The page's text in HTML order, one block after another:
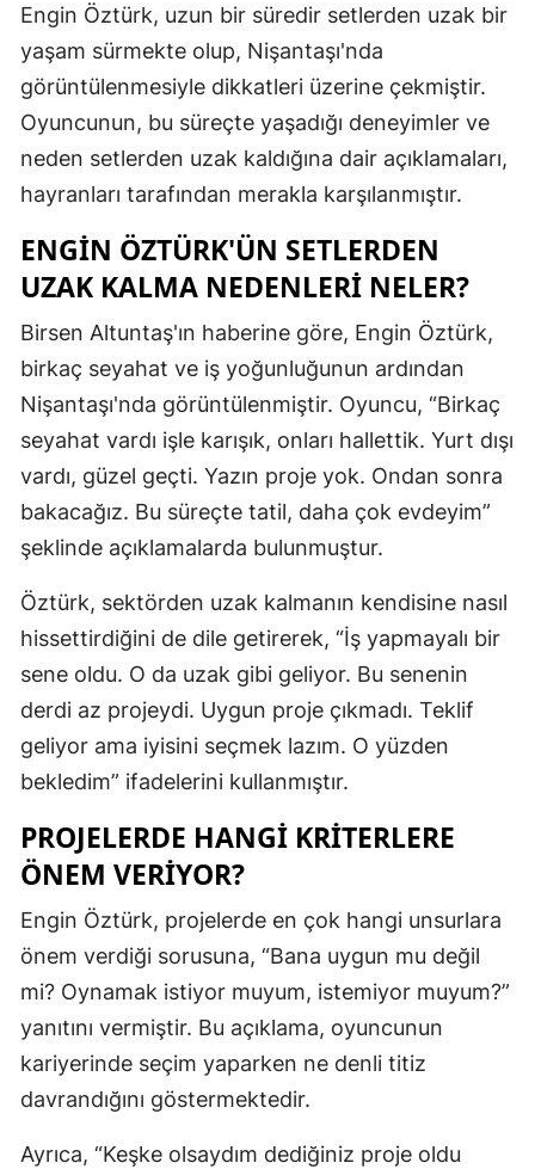
Diyarbakır
Edirne
Elazığ
Erzincan
Eskişehir
Gaziantep
Giresun
Gümüşhane
Hakkari
Hatay
Mersin
İstanbul
İzmir
Kırklareli
Kırşehir
Kocaeli
Malatya
Engin Öztürk, uzun bir süredir setlerden uzak bir
yaşam sürmekte olup, Nişantaşı'nda
görüntülenmesiyle dikkatleri üzerine çekmiştir.
Oyuncunun, bu süreçte yaşadığı deneyimler ve
neden setlerden uzak kaldığına dair açıklamaları,
hayranları tarafından merakla karşılanmıştır.
ENGIN ÖZTÜRK'ÜN SETLERDEN
UZAK KALMA NEDENLERI NELER?
Birsen Altuntaş'ın haberine göre, Engin Öztürk,
birkaç seyahat ve iş yoğunluğunun ardından
Nişantaşı'nda görüntülenmiştir. Oyuncu, “Birkaç
seyahat vardı işle karışık, onları hallettik. Yurt dışı
vardı, güzel geçti. Yazın proje yok. Ondan sonra
bakacağız. Bu süreçte tatil, daha çok evdeyim”
şeklinde açıklamalarda bulunmuştur.
Öztürk, sektörden uzak kalmanın kendisine nasıl
hissettirdiğini de dile getirerek, “İş yapmayalı bir
sene oldu. O da uzak gibi geliyor. Bu senenin
derdi az projeydi. Uygun proje çıkmadı. Teklif
geliyor ama iyisini seçmek lazım. O yüzden
bekledim” ifadelerini kullanmıştır.
PROJELERDE HANGI KRITERLERE
ÖNEM VERIYOR?
Engin Öztürk, projelerde en çok hangi unsurlara
önem verdiği sorusuna, “Bana uygun mu değil
mi? Oynamak istiyor muyum, istemiyor muyum?”
yanıtını vermiştir. Bu açıklama, oyuncunun
kariyerinde seçim yaparken ne denli titiz
davrandığını göstermektedir.
Ayrıca, “Keşke olsaydım dediğiniz proje oldu